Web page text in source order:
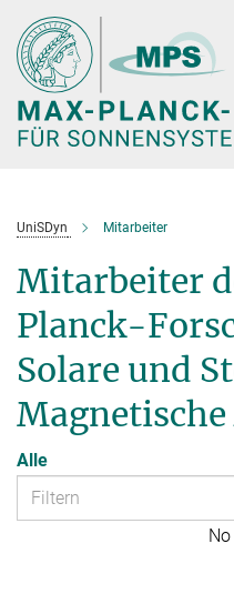
Hauptinhalt
UniSDyn Mitarbeiter
Mitarbeiter
Planck-
Solare und
Alle